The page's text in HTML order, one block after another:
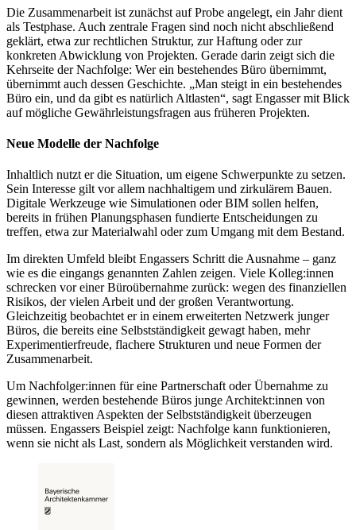
Die Zusammenarbeit ist zunächst auf Probe angelegt, ein Jahr dient
als Testphase. Auch zentrale Fragen sind noch nicht abschließend
geklärt, etwa zur rechtlichen Struktur, zur Haftung oder zur
konkreten Abwicklung von Projekten. Gerade darin zeigt sich die
Kehrseite der Nachfolge: Wer ein bestehendes Büro übernimmt,
übernimmt auch dessen Geschichte. „Man steigt in ein bestehendes
Büro ein, und da gibt es natürlich Altlasten“, sagt Engasser mit Blick
auf mögliche Gewährleistungsfragen aus früheren Projekten.
Neue Modelle der Nachfolge
Inhaltlich nutzt er die Situation, um eigene Schwerpunkte zu setzen.
Sein Interesse gilt vor allem nachhaltigem und zirkulärem Bauen.
Digitale Werkzeuge wie Simulationen oder BIM sollen helfen,
bereits in frühen Planungsphasen fundierte Entscheidungen zu
treffen, etwa zur Materialwahl oder zum Umgang mit dem Bestand.
Im direkten Umfeld bleibt Engassers Schritt die Ausnahme – ganz
wie es die eingangs genannten Zahlen zeigen. Viele Kolleg:innen
schrecken vor einer Büroübernahme zurück: wegen des finanziellen
Risikos, der vielen Arbeit und der großen Verantwortung.
Gleichzeitig beobachtet er in einem erweiterten Netzwerk junger
Büros, die bereits eine Selbstständigkeit gewagt haben, mehr
Experimentierfreude, flachere Strukturen und neue Formen der
Zusammenarbeit.
Um Nachfolger:innen für eine Partnerschaft oder Übernahme zu
gewinnen, werden bestehende Büros junge Architekt:innen von
diesen attraktiven Aspekten der Selbstständigkeit überzeugen
müssen. Engassers Beispiel zeigt: Nachfolge kann funktionieren,
wenn sie nicht als Last, sondern als Möglichkeit verstanden wird.